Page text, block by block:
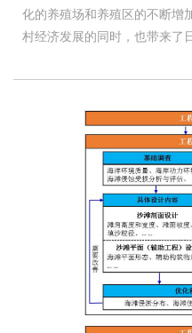
化的养殖场和养殖区的不断增
村经济发展的同时，也带来了